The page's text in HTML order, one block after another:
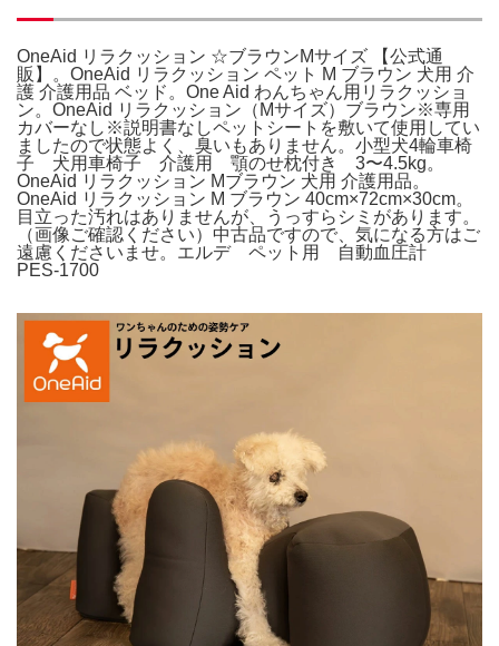
OneAid リラクッション ☆ブラウンMサイズ 【公式通
販】。OneAid リラクッション ペット M ブラウン 犬用 介
護 介護用品 ベッド。One Aid わんちゃん用リラクッショ
ン。OneAid リラクッション（Mサイズ）ブラウン※専用
カバーなし※説明書なしペットシートを敷いて使用してい
ましたので状態よく、臭いもありません。小型犬4輪車椅
子 犬用車椅子 介護用 顎のせ枕付き 3〜4.5kg。
OneAid リラクッション Mブラウン 犬用 介護用品。
OneAid リラクッション M ブラウン 40cm×72cm×30cm。
目立った汚れはありませんが、うっすらシミがあります。
（画像ご確認ください）中古品ですので、気になる方はご
遠慮くださいませ。エルデ ペット用 自動血圧計
PES-1700